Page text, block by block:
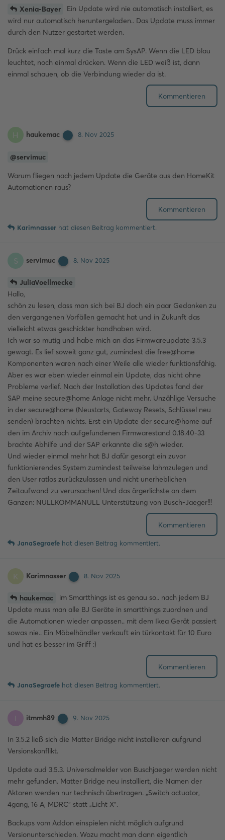
Xenia-Bayer
Ein Update wird nie automatisch installiert, es
wird nur automatisch heruntergeladen.. Das Update muss immer
durch den Nutzer gestartet werden.
Drück einfach mal kurz die Taste am SysAP. Wenn die LED blau
leuchtet, noch einmal drücken. Wenn die LED weiß ist, dann
einmal schauen, ob die Verbindung wieder da ist.
Kommentieren
H haukemac 8. Nov 2025
@servimuc
Warum fliegen nach jedem Update die Geräte aus den HomeKit
Automationen raus?
Kommentieren
Karimnasser hat diesen Beitrag kommentiert.
S servimuc 8. Nov 2025
JuliaVoellmecke
Hallo,
schön zu lesen, dass man sich bei BJ doch ein paar Gedanken zu
den vergangenen Vorfällen gemacht hat und in Zukunft das
vielleicht etwas geschickter handhaben wird.
Ich war so mutig und habe mich an das Firmwareupdate 3.5.3
gewagt. Es lief soweit ganz gut, zumindest die free@home
Komponenten waren nach einer Weile alle wieder funktionsfähig.
Aber es war eben wieder einmal ein Update, das nicht ohne
Probleme verlief. Nach der Installation des Updates fand der
SAP meine secure@home Anlage nicht mehr. Unzählige Versuche
in der secure@home (Neustarts, Gateway Resets, Schlüssel neu
senden) brachten nichts. Erst ein Update der secure@home auf
den im Archiv noch aufgefundenen Firmwarestand 0.18.40-33
brachte Abhilfe und der SAP erkannte die s@h wieder.
Und wieder einmal mehr hat BJ dafür gesorgt ein zuvor
funktionierendes System zumindest teilweise lahmzulegen und
den User ratlos zurückzulassen und nicht unerheblichen
Zeitaufwand zu verursachen! Und das ärgerlichste an dem
Ganzen: NULLKOMMANULL Unterstützung von Busch-Jaeger!!!
Kommentieren
JanaSegraefe hat diesen Beitrag kommentiert.
K Karimnasser 8. Nov 2025
haukemac
im Smartthings ist es genau so.. nach jedem BJ
Update muss man alle BJ Geräte in smartthings zuordnen und
die Automationen wieder anpassen.. mit dem Ikea Gerät passiert
sowas nie.. Ein Möbelhändler verkauft ein türkontakt für 10 Euro
und hat es besser im Griff :)
Kommentieren
JanaSegraefe hat diesen Beitrag kommentiert.
I itmmh89 9. Nov 2025
In 3.5.2 ließ sich die Matter Bridge nicht installieren aufgrund
Versionskonflikt.
Update aud 3.5.3. Universalmelder von Buschjaeger werden nicht
mehr gefunden. Matter Bridge neu installiert, die Namen der
Aktoren werden nur technisch übertragen. „Switch actuator,
4gang, 16 A, MDRC“ statt „Licht X“.
Backups vom Addon einspielen nicht möglich aufgrund
Versionunterschieden. Wozu macht man dann eigentlich